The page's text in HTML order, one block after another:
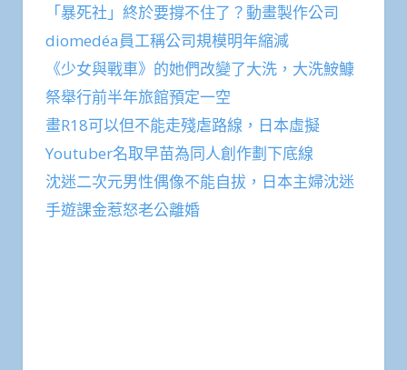
「暴死社」終於要撐不住了？動畫製作公司
diomedéa員工稱公司規模明年縮減
《少女與戰車》的她們改變了大洗，大洗鮟鱇
祭舉行前半年旅館預定一空
畫R18可以但不能走殘虐路線，日本虛擬
Youtuber名取早苗為同人創作劃下底線
沈迷二次元男性偶像不能自拔，日本主婦沈迷
手遊課金惹怒老公離婚